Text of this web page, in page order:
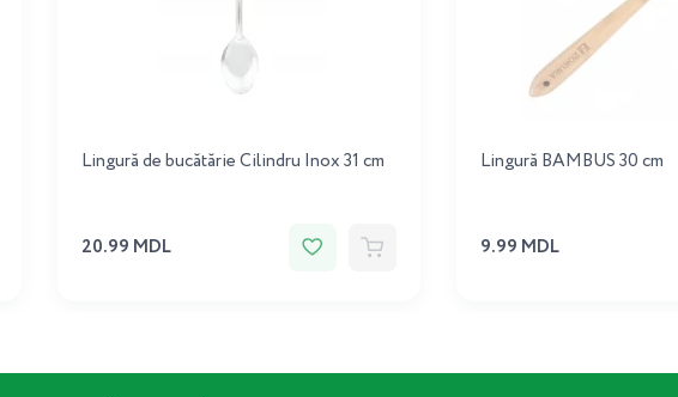
Lingură de bucătărie Cilindru Inox 31 cm
20.99 MDL
Lingură BAMBUS 30 cm
9.99 MDL